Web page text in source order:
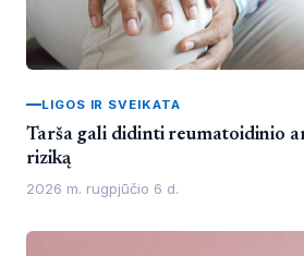
LIGOS IR SVEIKATA
Tarša gali didinti reumatoidinio
riziką
2026 m. rugpjūčio 6 d.